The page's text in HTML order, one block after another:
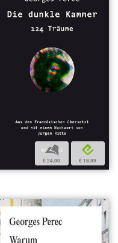
b
€ 24,00
e
€ 18,99